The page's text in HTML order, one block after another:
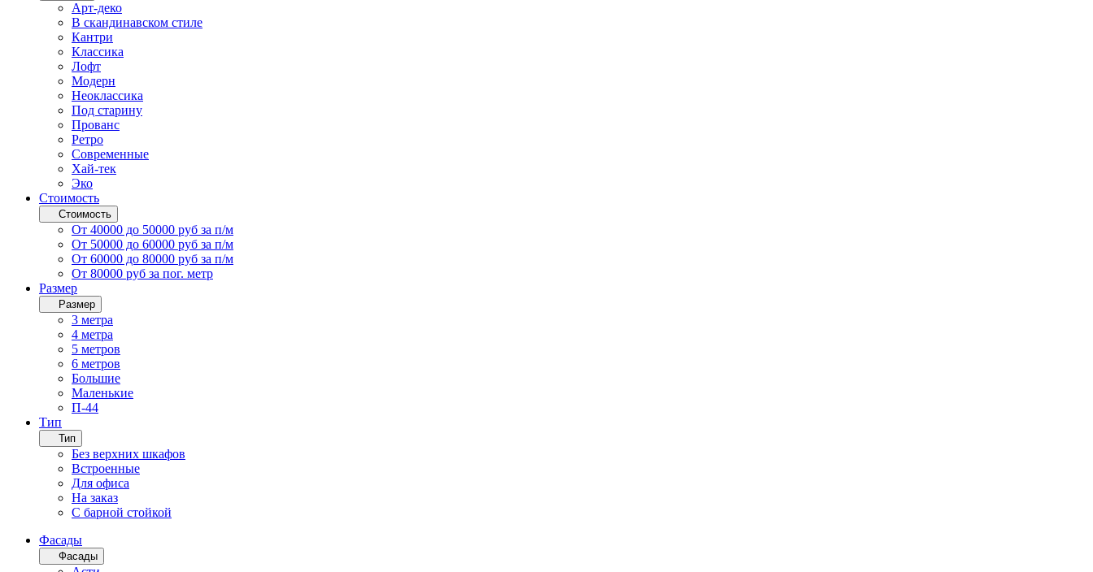
Арт-деко
В скандинавском стиле
Кантри
Классика
Лофт
Модерн
Неоклассика
Под старину
Прованс
Ретро
Современные
Хай-тек
Эко
Стоимость
Стоимость
От 40000 до 50000 руб за п/м
От 50000 до 60000 руб за п/м
От 60000 до 80000 руб за п/м
От 80000 руб за пог. метр
Размер
Размер
3 метра
4 метра
5 метров
6 метров
Большие
Маленькие
П-44
Тип
Тип
Без верхних шкафов
Встроенные
Для офиса
На заказ
С барной стойкой
Фасады
Фасады